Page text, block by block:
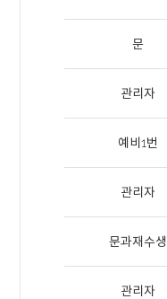
문
관리자
예비1번
관리자
문과재수생
관리자